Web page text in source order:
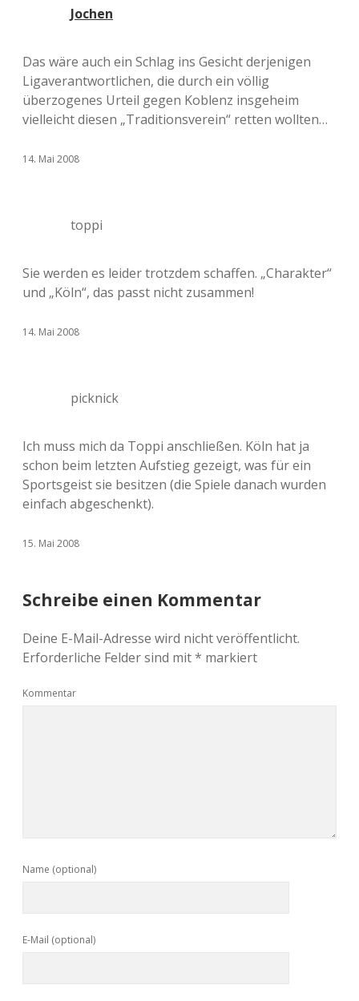
Jochen
Das wäre auch ein Schlag ins Gesicht derjenigen
Ligaverantwortlichen, die durch ein völlig
überzogenes Urteil gegen Koblenz insgeheim
vielleicht diesen „Traditionsverein“ retten wollten…
14. Mai 2008
toppi
Sie werden es leider trotzdem schaffen. „Charakter“
und „Köln“, das passt nicht zusammen!
14. Mai 2008
picknick
Ich muss mich da Toppi anschließen. Köln hat ja
schon beim letzten Aufstieg gezeigt, was für ein
Sportsgeist sie besitzen (die Spiele danach wurden
einfach abgeschenkt).
15. Mai 2008
Schreibe einen Kommentar
Deine E-Mail-Adresse wird nicht veröffentlicht.
Erforderliche Felder sind mit* markiert
Kommentar
Name (optional)
E-Mail (optional)